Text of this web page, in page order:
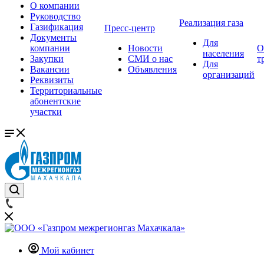
О компании
Руководство
Газификация
Документы
компании
Закупки
Вакансии
Реквизиты
Территориальные
абонентские
участки
Пресс-центр
Новости
СМИ о нас
Объявления
Реализация газа
Для
населения
Для
организаций
Мой кабинет